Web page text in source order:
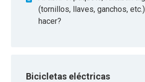
(tornillos, llaves, ganchos,
hacer?
Bicicletas eléctricas